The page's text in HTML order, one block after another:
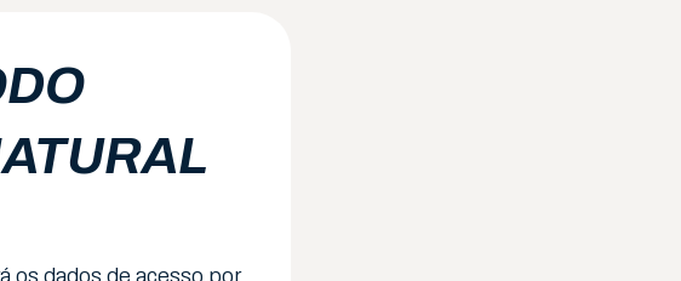
os dados de acesso por